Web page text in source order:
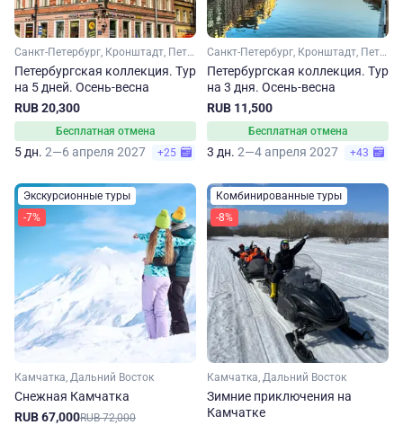
Санкт-Петербург, Кронштадт, Петергоф
Петербургская коллекция. Тур
на 5 дней. Осень-весна
RUB 20,300
Бесплатная отмена
5 дн. 2—6 апреля 2027 +25
Санкт-Петербург, Кронштадт, Петергоф
Петербургская коллекция. Тур
на 3 дня. Осень-весна
RUB 11,500
Бесплатная отмена
3 дн. 2—4 апреля 2027 +43
Экскурсионные туры
-7%
Камчатка, Дальний Восток
Снежная Камчатка
RUB 67,000RUB 72,000
Комбинированные туры
-8%
Камчатка, Дальний Восток
Зимние приключения на
Камчатке